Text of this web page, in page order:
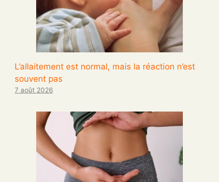
L’allaitement est normal, mais la réaction n’est
souvent pas
7 août 2026